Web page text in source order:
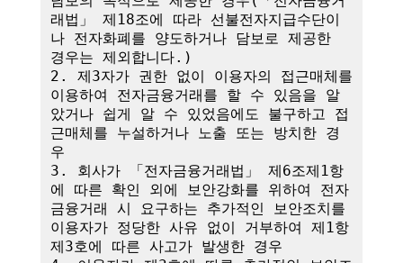
래법」 제18조에 따라 선불전자지급수단이
나 전자화폐를 양도하거나 담보로 제공한
경우는 제외합니다.)
2. 제3자가 권한 없이 이용자의 접근매체를
이용하여 전자금융거래를 할 수 있음을 알
았거나 쉽게 알 수 있었음에도 불구하고 접
근매체를 누설하거나 노출 또는 방치한 경
우
3. 회사가 「전자금융거래법」 제6조제1항
에 따른 확인 외에 보안강화를 위하여 전자
금융거래 시 요구하는 추가적인 보안조치를
이용자가 정당한 사유 없이 거부하여 제1항
제3호에 따른 사고가 발생한 경우